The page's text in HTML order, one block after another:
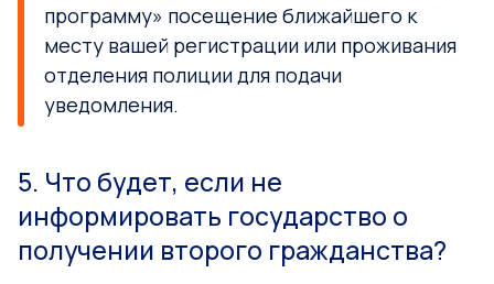
программу» посещение ближайшего к
месту вашей регистрации или проживания
отделения полиции для подачи
уведомления.
5. Что будет, если не
информировать государство о
получении второго гражданства?